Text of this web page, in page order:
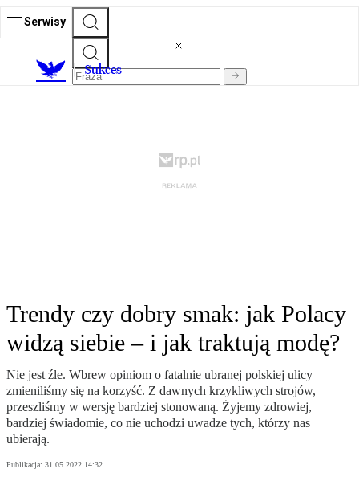
Serwisy
Sukces
Trendy czy dobry smak: jak Polacy
widzą siebie – i jak traktują modę?
Nie jest źle. Wbrew opiniom o fatalnie ubranej polskiej ulicy
zmieniliśmy się na korzyść. Z dawnych krzykliwych strojów,
przeszliśmy w wersję bardziej stonowaną. Żyjemy zdrowiej,
bardziej świadomie, co nie uchodzi uwadze tych, którzy nas
ubierają.
Publikacja: 31.05.2022 14:32